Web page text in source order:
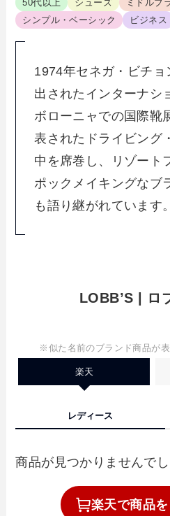
50代以上
シューズ ミドルプ
シンプル・ベーシック
ビジネス
1974年セネガ・ビチ
出されたインターナシ
ボローニャでの国際靴
表されたドライビング
中を席巻し、リゾート
ポックメイキングなブ
も語り継がれています。
LOBB’S | ロ
※似た名前のブランド商品が
楽天
レディース
商品が見つかりませんでし
楽天で商品を